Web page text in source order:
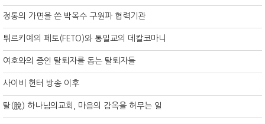
정통의 가면을 쓴 박옥수 구원파 협력기관
튀르키예의 페토(FETO)와 통일교의 데칼코마니
여호와의 증인 탈퇴자를 돕는 탈퇴자들
사이비 헌터 방송 이후
탈(脫) 하나님의교회, 마음의 감옥을 허무는 일